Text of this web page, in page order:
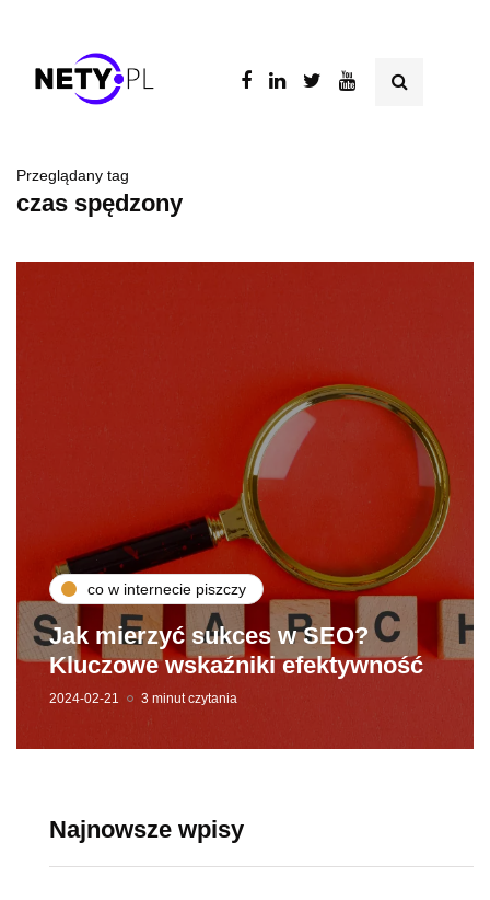
Przeglądany tag
czas spędzony
co w internecie piszczy
Jak mierzyć sukces w SEO?
Kluczowe wskaźniki efektywność
2024-02-21 3 minut czytania
Najnowsze wpisy